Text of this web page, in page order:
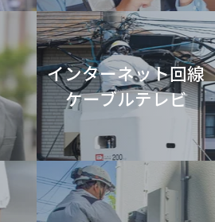
インターネット回線
ケーブルテレビ